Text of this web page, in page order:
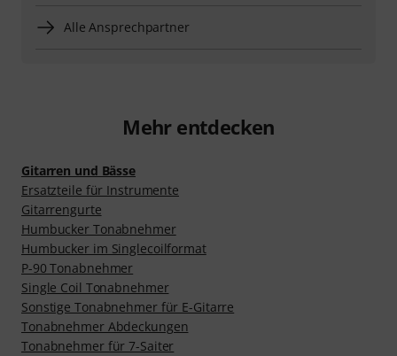
Alle Ansprechpartner
Mehr entdecken
Gitarren und Bässe
Ersatzteile für Instrumente
Gitarrengurte
Humbucker Tonabnehmer
Humbucker im Singlecoilformat
P-90 Tonabnehmer
Single Coil Tonabnehmer
Sonstige Tonabnehmer für E-Gitarre
Tonabnehmer Abdeckungen
Tonabnehmer für 7-Saiter